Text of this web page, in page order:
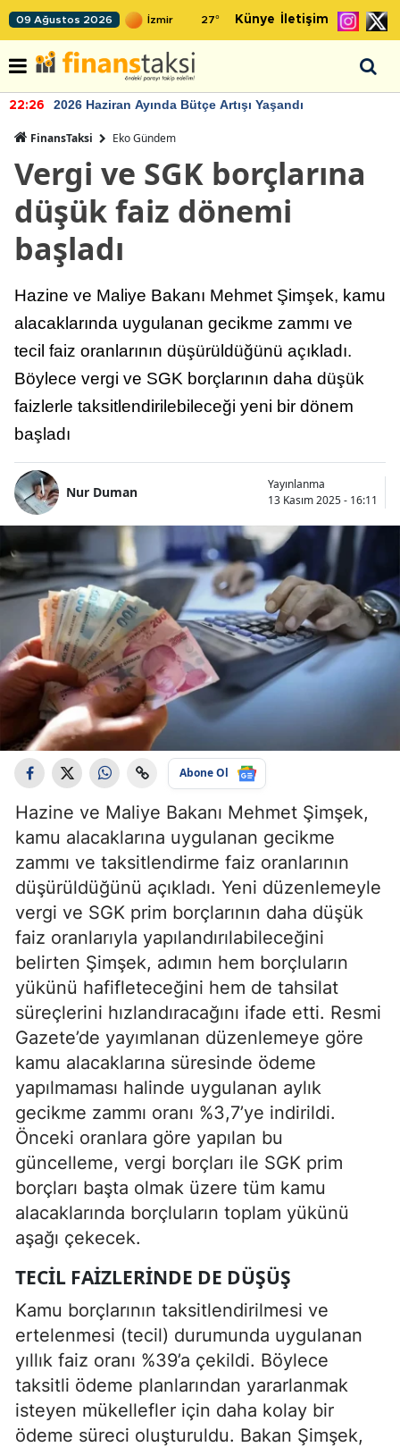
09 Ağustos 2026 27° Künye İletişim
22:26 2026 Haziran Ayında Bütçe Artışı Yaşandı
FinansTaksi Eko Gündem
Vergi ve SGK borçlarına
düşük faiz dönemi
başladı
Hazine ve Maliye Bakanı Mehmet Şimşek, kamu
alacaklarında uygulanan gecikme zammı ve
tecil faiz oranlarının düşürüldüğünü açıkladı.
Böylece vergi ve SGK borçlarının daha düşük
faizlerle taksitlendirilebileceği yeni bir dönem
başladı
Nur Duman
Yayınlanma
13 Kasım 2025 - 16:11
Abone Ol
Hazine ve Maliye Bakanı Mehmet Şimşek,
kamu alacaklarına uygulanan gecikme
zammı ve taksitlendirme faiz oranlarının
düşürüldüğünü açıkladı. Yeni düzenlemeyle
vergi ve SGK prim borçlarının daha düşük
faiz oranlarıyla yapılandırılabileceğini
belirten Şimşek, adımın hem borçluların
yükünü hafifleteceğini hem de tahsilat
süreçlerini hızlandıracağını ifade etti. Resmi
Gazete’de yayımlanan düzenlemeye göre
kamu alacaklarına süresinde ödeme
yapılmaması halinde uygulanan aylık
gecikme zammı oranı %3,7’ye indirildi.
Önceki oranlara göre yapılan bu
güncelleme, vergi borçları ile SGK prim
borçları başta olmak üzere tüm kamu
alacaklarında borçluların toplam yükünü
aşağı çekecek.
TECIL FAIZLERINDE DE DÜŞÜŞ
Kamu borçlarının taksitlendirilmesi ve
ertelenmesi (tecil) durumunda uygulanan
yıllık faiz oranı %39’a çekildi. Böylece
taksitli ödeme planlarından yararlanmak
isteyen mükellefler için daha kolay bir
ödeme süreci oluşturuldu. Bakan Şimşek,